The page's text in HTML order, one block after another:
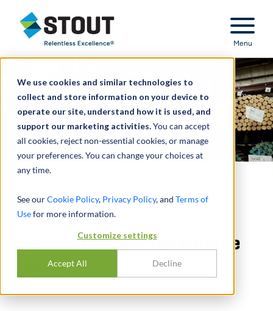
We use cookies and similar technologies to
collect and store information on your device to
operate our site, understand how it is used, and
support our marketing activities.You can accept
all cookies, reject non-essential cookies, or manage
your preferences. You can change your choices at
any time.
See ourCookie Policy, Privacy Policy, and Terms of
Usefor more information.
Customize settings
Accept All Decline
Stout Relentless Excellence
Menu
Beratung beim Verkauf
eines führenden
Servicecenters für Metalle